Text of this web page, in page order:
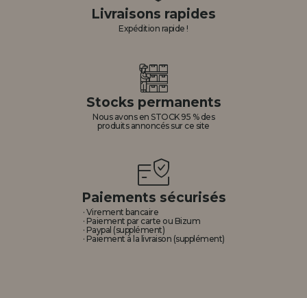
Livraisons rapides
Expédition rapide !
Stocks permanents
Nous avons en STOCK 95 % des
produits annoncés sur ce site
Paiements sécurisés
· Virement bancaire
· Paiement par carte ou Bizum
· Paypal (supplément)
· Paiement à la livraison (supplément)